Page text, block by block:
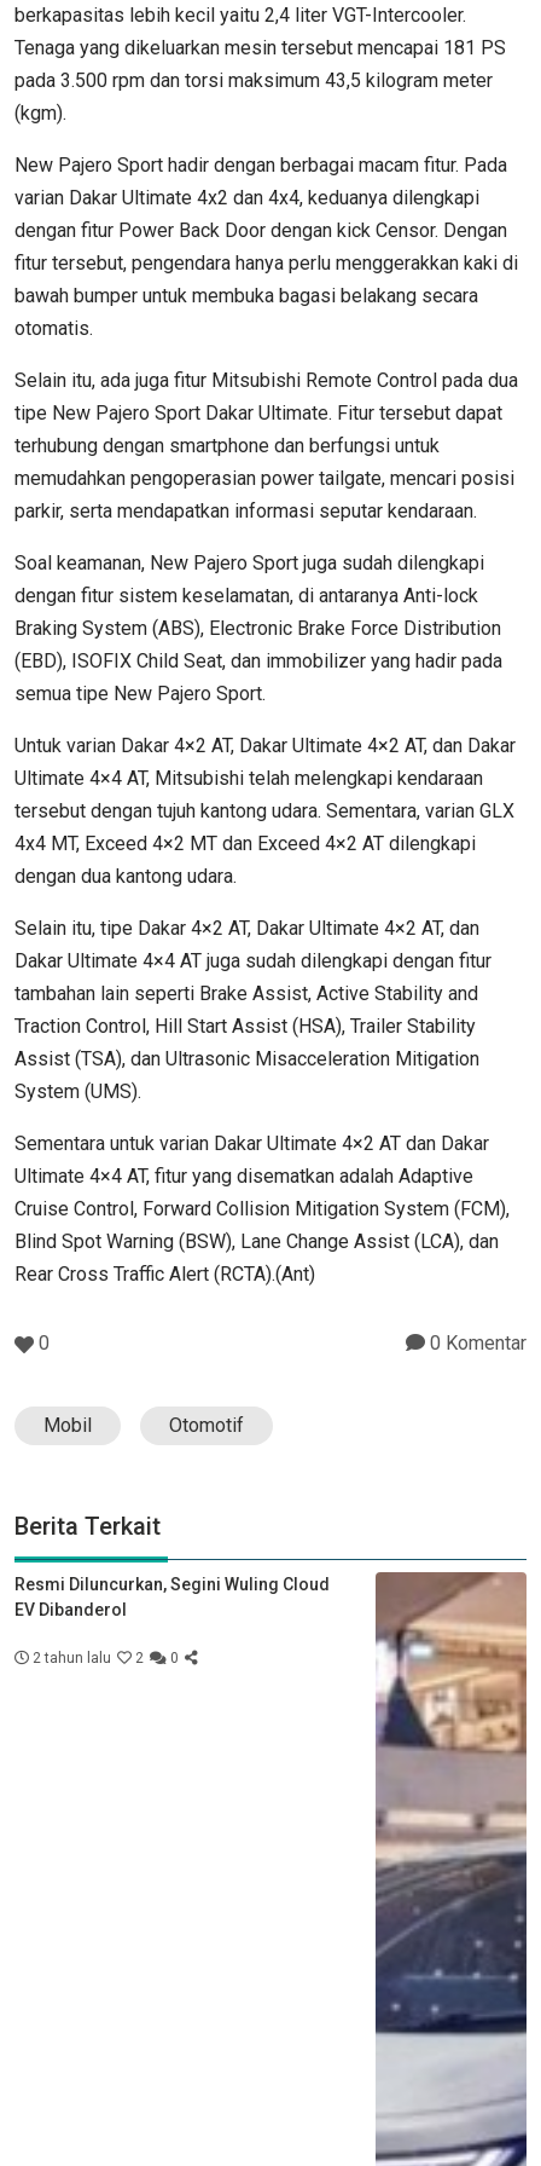
berkapasitas lebih kecil yaitu 2,4 liter VGT-Intercooler.
Tenaga yang dikeluarkan mesin tersebut mencapai 181 PS
pada 3.500 rpm dan torsi maksimum 43,5 kilogram meter
(kgm).
New Pajero Sport hadir dengan berbagai macam fitur. Pada
varian Dakar Ultimate 4x2 dan 4x4, keduanya dilengkapi
dengan fitur Power Back Door dengan kick Censor. Dengan
fitur tersebut, pengendara hanya perlu menggerakkan kaki di
bawah bumper untuk membuka bagasi belakang secara
otomatis.
Selain itu, ada juga fitur Mitsubishi Remote Control pada dua
tipe New Pajero Sport Dakar Ultimate. Fitur tersebut dapat
terhubung dengan smartphone dan berfungsi untuk
memudahkan pengoperasian power tailgate, mencari posisi
parkir, serta mendapatkan informasi seputar kendaraan.
Soal keamanan, New Pajero Sport juga sudah dilengkapi
dengan fitur sistem keselamatan, di antaranya Anti-lock
Braking System (ABS), Electronic Brake Force Distribution
(EBD), ISOFIX Child Seat, dan immobilizer yang hadir pada
semua tipe New Pajero Sport.
Untuk varian Dakar 4×2 AT, Dakar Ultimate 4×2 AT, dan Dakar
Ultimate 4×4 AT, Mitsubishi telah melengkapi kendaraan
tersebut dengan tujuh kantong udara. Sementara, varian GLX
4x4 MT, Exceed 4×2 MT dan Exceed 4×2 AT dilengkapi
dengan dua kantong udara.
Selain itu, tipe Dakar 4×2 AT, Dakar Ultimate 4×2 AT, dan
Dakar Ultimate 4×4 AT juga sudah dilengkapi dengan fitur
tambahan lain seperti Brake Assist, Active Stability and
Traction Control, Hill Start Assist (HSA), Trailer Stability
Assist (TSA), dan Ultrasonic Misacceleration Mitigation
System (UMS).
Sementara untuk varian Dakar Ultimate 4×2 AT dan Dakar
Ultimate 4×4 AT, fitur yang disematkan adalah Adaptive
Cruise Control, Forward Collision Mitigation System (FCM),
Blind Spot Warning (BSW), Lane Change Assist (LCA), dan
Rear Cross Traffic Alert (RCTA).(Ant)
0 0 Komentar
Mobil Otomotif
Berita Terkait
Resmi Diluncurkan, Segini Wuling Cloud
EV Dibanderol
2 tahun lalu 2 0